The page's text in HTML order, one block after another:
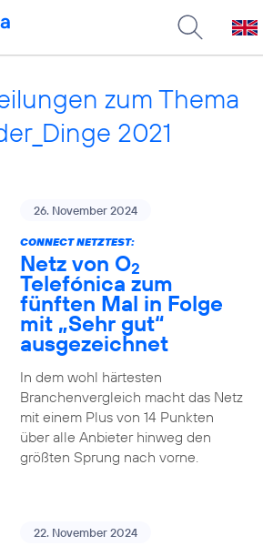
zum Thema
2021
26. November 2024
CONNECT NETZTEST:
Netz von O2
Telefónica zum
fünften Mal in Folge
mit „Sehr gut“
ausgezeichnet
In dem wohl härtesten
Branchenvergleich macht das Netz
mit einem Plus von 14 Punkten
über alle Anbieter hinweg den
größten Sprung nach vorne.
22. November 2024